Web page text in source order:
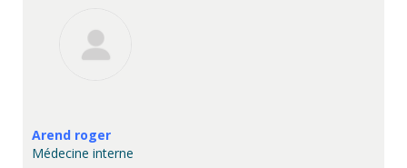
Arend roger
Médecine interne